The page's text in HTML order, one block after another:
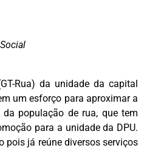
Rua) da unidade da capital
um esforço para aproximar a
população de rua, que tem
para a unidade da DPU.
pois já reúne diversos serviços